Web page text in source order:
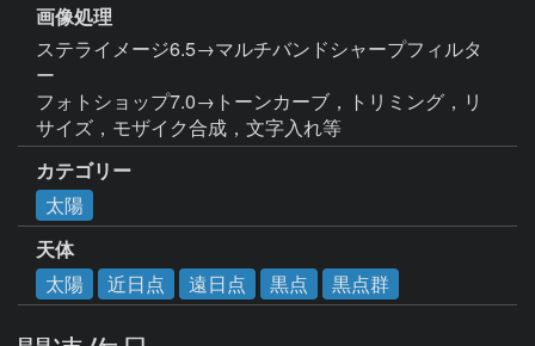
画像処理
ステライメージ6.5→マルチバンドシャープフィルタ
ー
フォトショップ7.0→トーンカーブ，トリミング，リ
サイズ，モザイク合成，文字入れ等
カテゴリー
太陽
天体
太陽
近日点 遠日点 黒点 黒点群